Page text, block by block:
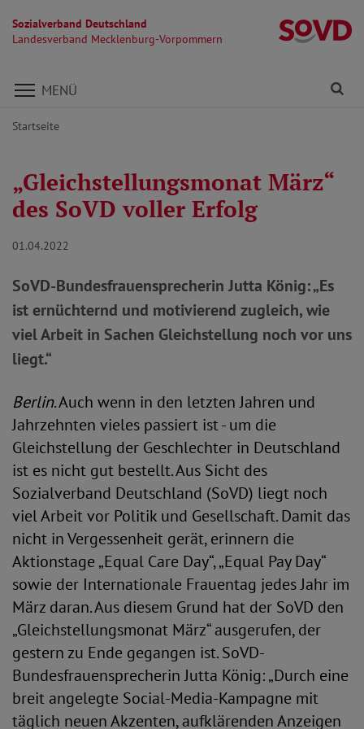
Sozialverband Deutschland
Landesverband Mecklenburg-Vorpommern
Direkt zu den Inhalten springen
MENÜ
Startseite
„Gleichstellungsmonat März“
des SoVD voller Erfolg
01.04.2022
SoVD-Bundesfrauensprecherin Jutta König: „Es
ist ernüchternd und motivierend zugleich, wie
viel Arbeit in Sachen Gleichstellung noch vor uns
liegt.“
Berlin. Auch wenn in den letzten Jahren und
Jahrzehnten vieles passiert ist - um die
Gleichstellung der Geschlechter in Deutschland
ist es nicht gut bestellt. Aus Sicht des
Sozialverband Deutschland (SoVD) liegt noch
viel Arbeit vor Politik und Gesellschaft. Damit das
nicht in Vergessenheit gerät, erinnern die
Aktionstage „Equal Care Day“, „Equal Pay Day“
sowie der Internationale Frauentag jedes Jahr im
März daran. Aus diesem Grund hat der SoVD den
„Gleichstellungsmonat März“ ausgerufen, der
gestern zu Ende gegangen ist. SoVD-
Bundesfrauensprecherin Jutta König: „Durch eine
breit angelegte Social-Media-Kampagne mit
täglich neuen Akzenten, aufklärenden Anzeigen